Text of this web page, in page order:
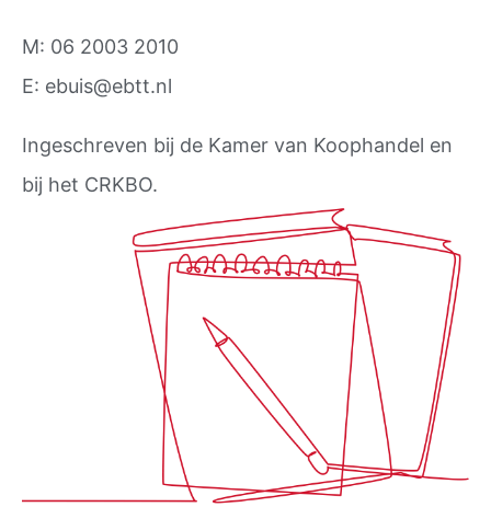
M: 06 2003 2010
E: ebuis@ebtt.nl
Ingeschreven bij de Kamer van Koophandel en
bij het CRKBO.